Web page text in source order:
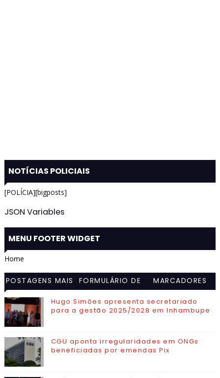
NOTÍCIAS POLICIAIS
[POLÍCIA][bigposts]
JSON Variables
MENU FOOTER WIDGET
Home
POSTAGENS MAIS
VISITADAS
FORMULÁRIO DE
MARCADORES
Hugo Simões apresenta secretariado
para a gestão 2025/2028 em Inhambupe
CGU aponta irregularidades em ONGs
beneficiadas por emendas Pix